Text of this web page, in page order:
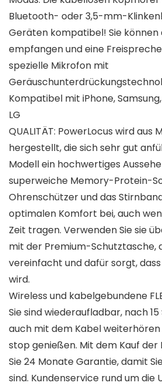
Bluetooth- oder 3,5-mm-
Geräten kompatibel! Sie können
empfangen und eine
spezielle Mikrofon mit
Kompatibel mit iPhone, Samsung,
LG
QUALITÄT: PowerLocus wird aus
hergestellt, die sich sehr gut
Modell ein hochwertiges
superweiche Memory-Protein-
Ohrenschützer und das
optimalen Komfort bei, auch
Zeit tragen. Verwenden Sie sie
mit der Premium-Schutztasche,
vereinfacht und dafür sorgt,
wird.
Wireless und kabelgebundene
Sie sind wiederaufladbar, nach
auch mit dem Kabel weiterhören
stop genießen. Mit dem Kauf
Sie 24 Monate Garantie, damit
sind. Kundenservice rund um die